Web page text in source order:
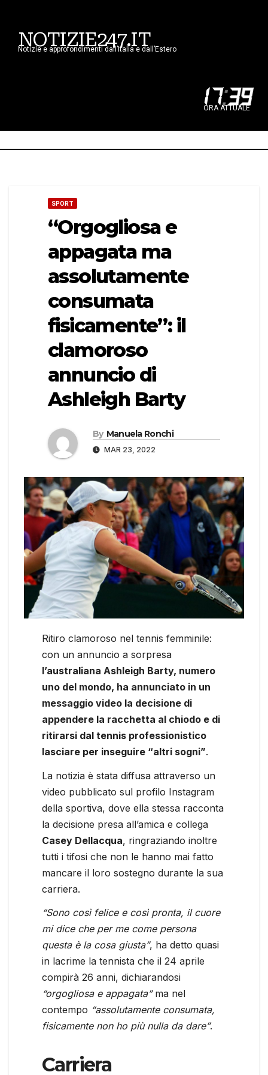
NOTIZIE247.IT
Notizie e approfondimenti dall’Italia e dall’Estero
17:39
ORA ATTUALE
SPORT
“Orgogliosa e
appagata ma
assolutamente
consumata
fisicamente”: il
clamoroso
annuncio di
Ashleigh Barty
By Manuela Ronchi
MAR 23, 2022
Ritiro clamoroso nel tennis femminile:
con un annuncio a sorpresa
l’australiana Ashleigh Barty, numero
uno del mondo, ha annunciato in un
messaggio video la decisione di
appendere la racchetta al chiodo e di
ritirarsi dal tennis professionistico
lasciare per inseguire “altri sogni”.
La notizia è stata diffusa attraverso un
video pubblicato sul profilo Instagram
della sportiva, dove ella stessa racconta
la decisione presa all’amica e collega
Casey Dellacqua, ringraziando inoltre
tutti i tifosi che non le hanno mai fatto
mancare il loro sostegno durante la sua
carriera.
“Sono così felice e così pronta, il cuore
mi dice che per me come persona
questa è la cosa giusta”, ha detto quasi
in lacrime la tennista che il 24 aprile
compirà 26 anni, dichiarandosi
“orgogliosa e appagata”ma nel
contempo “assolutamente consumata,
fisicamente non ho più nulla da dare”.
Carriera